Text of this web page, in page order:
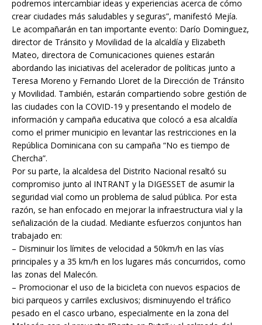
podremos intercambiar ideas y experiencias acerca de cómo
crear ciudades más saludables y seguras”, manifestó Mejía.
Le acompañarán en tan importante evento: Darío Dominguez,
director de Tránsito y Movilidad de la alcaldía y Elizabeth
Mateo, directora de Comunicaciones quienes estarán
abordando las iniciativas del acelerador de políticas junto a
Teresa Moreno y Fernando Lloret de la Dirección de Tránsito
y Movilidad. También, estarán compartiendo sobre gestión de
las ciudades con la COVID-19 y presentando el modelo de
información y campaña educativa que colocó a esa alcaldía
como el primer municipio en levantar las restricciones en la
República Dominicana con su campaña “No es tiempo de
Chercha”.
Por su parte, la alcaldesa del Distrito Nacional resaltó su
compromiso junto al INTRANT y la DIGESSET de asumir la
seguridad vial como un problema de salud pública. Por esta
razón, se han enfocado en mejorar la infraestructura vial y la
señalización de la ciudad. Mediante esfuerzos conjuntos han
trabajado en:
– Disminuir los límites de velocidad a 50km/h en las vías
principales y a 35 km/h en los lugares más concurridos, como
las zonas del Malecón.
– Promocionar el uso de la bicicleta con nuevos espacios de
bici parqueos y carriles exclusivos; disminuyendo el tráfico
pesado en el casco urbano, especialmente en la zona del